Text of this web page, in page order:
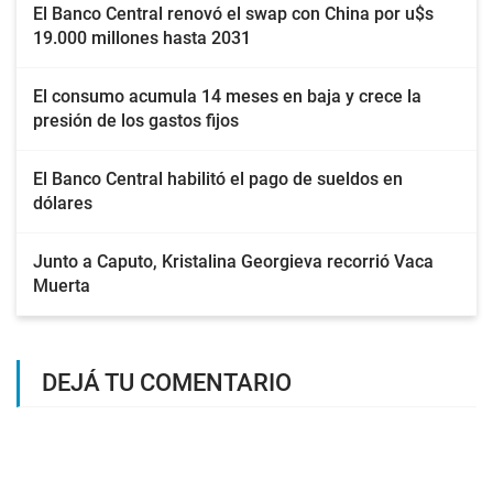
El Banco Central renovó el swap con China por u$s
19.000 millones hasta 2031
El consumo acumula 14 meses en baja y crece la
presión de los gastos fijos
El Banco Central habilitó el pago de sueldos en
dólares
Junto a Caputo, Kristalina Georgieva recorrió Vaca
Muerta
DEJÁ TU COMENTARIO